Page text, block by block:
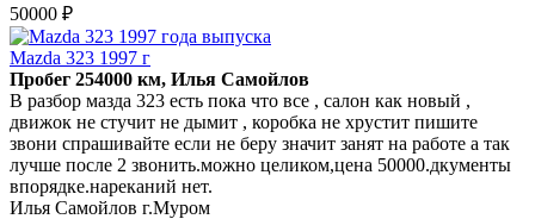
50000 ₽
Mazda 323 1997 г
Пробег 254000 км, Илья Самойлов
В разбор мазда 323 есть пока что все , салон как новый ,
движок не стучит не дымит , коробка не хрустит пишите
звони спрашивайте если не беру значит занят на работе а так
лучше после 2 звонить.можно целиком,цена 50000.дкументы
впорядке.нареканий нет.
Илья Самойлов г.Муром